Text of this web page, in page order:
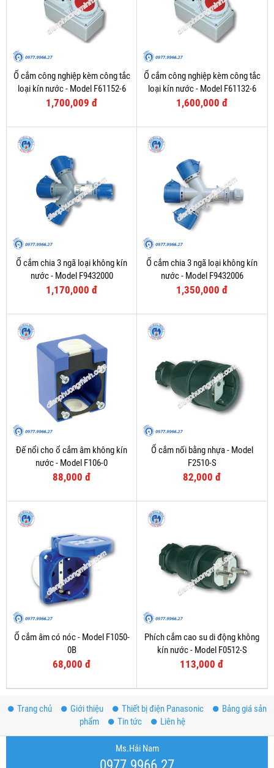
Ổ cắm công nghiệp kèm công tắc
loại kín nước - Model F61152-6
1,700,009 đ
Ổ cắm công nghiệp kèm công tắc
loại kín nước - Model F61132-6
1,600,000 đ
Ổ cắm chia 3 ngã loại không kín
nước - Model F9432000
1,170,000 đ
Ổ cắm chia 3 ngã loại không kín
nước - Model F9432006
1,350,000 đ
Đế nổi cho ổ cắm âm không kín
nước - Model F106-0
88,000 đ
Ổ cắm nối bằng nhựa - Model
F2510-S
82,000 đ
Ổ cắm âm có nóc - Model F1050-
0B
68,000 đ
Phích cắm cao su di động không
kín nước - Model F0512-S
113,000 đ
Trang chủ Giới thiệu Thiết bị điện Panasonic
Bảng giá sản
phẩm
Tin tức Liên hệ
Ms.Hải Nam